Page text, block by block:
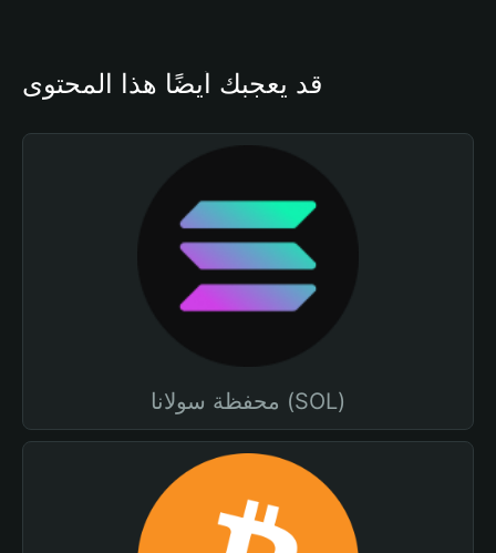
قد يعجبك أيضًا هذا المحتوى
محفظة سولانا (SOL)